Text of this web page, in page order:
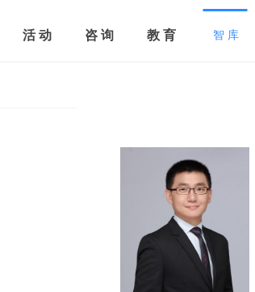
活 动 咨 询 教 育 智 库